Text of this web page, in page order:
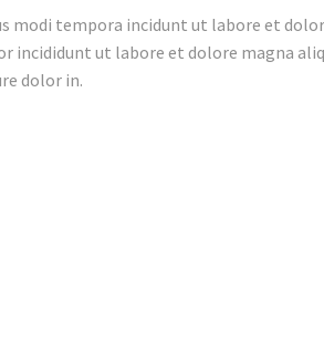
modi tempora incidunt ut labore et
incididunt ut labore et dolore magna
dolor in.